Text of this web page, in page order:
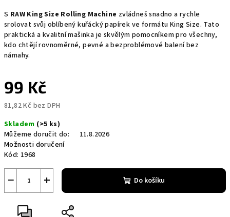
S RAW King Size Rolling Machine zvládneš snadno a rychle
srolovat svůj oblíbený kuřácký papírek ve formátu King Size. Tato
praktická a kvalitní mašinka je skvělým pomocníkem pro všechny,
kdo chtějí rovnoměrné, pevné a bezproblémové balení bez
námahy.
99 Kč
81,82 Kč bez DPH
cena:
Skladem (>5 ks)
Můžeme doručit do:
11.8.2026
Možnosti doručení
Kód: 1968
+
− Do košíku